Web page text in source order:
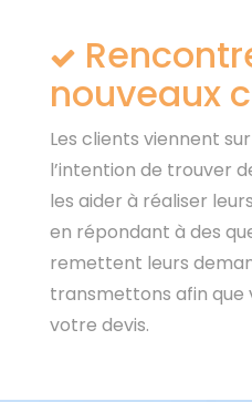
nouveaux
Les clients viennent
l’intention de trouver
les aider à réaliser
en répondant à des
remettent leurs
transmettons afin que
votre devis.